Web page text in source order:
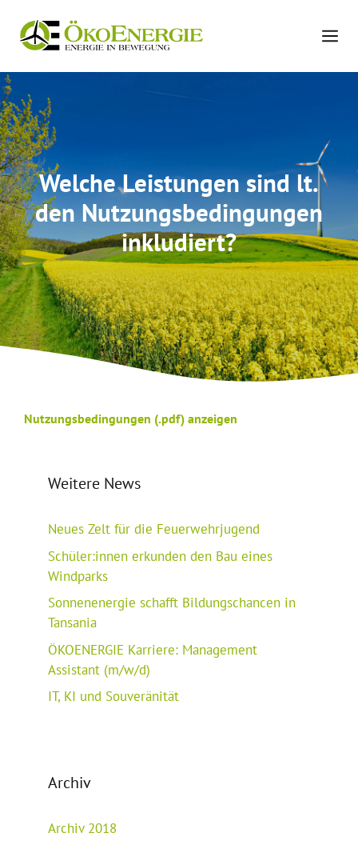
Inhalt
springen
Welche Leistungen sind lt.
den Nutzungsbedingungen
inkludiert?
Nutzungsbedingungen (.pdf) anzeigen
Weitere News
Neues Zelt für die Feuerwehrjugend
Schüler:innen erkunden den Bau eines
Windparks
Sonnenenergie schafft Bildungschancen in
Tansania
ÖKOENERGIE Karriere: Management
Assistant (m/w/d)
IT, KI und Souveränität
Archiv
Archiv 2018